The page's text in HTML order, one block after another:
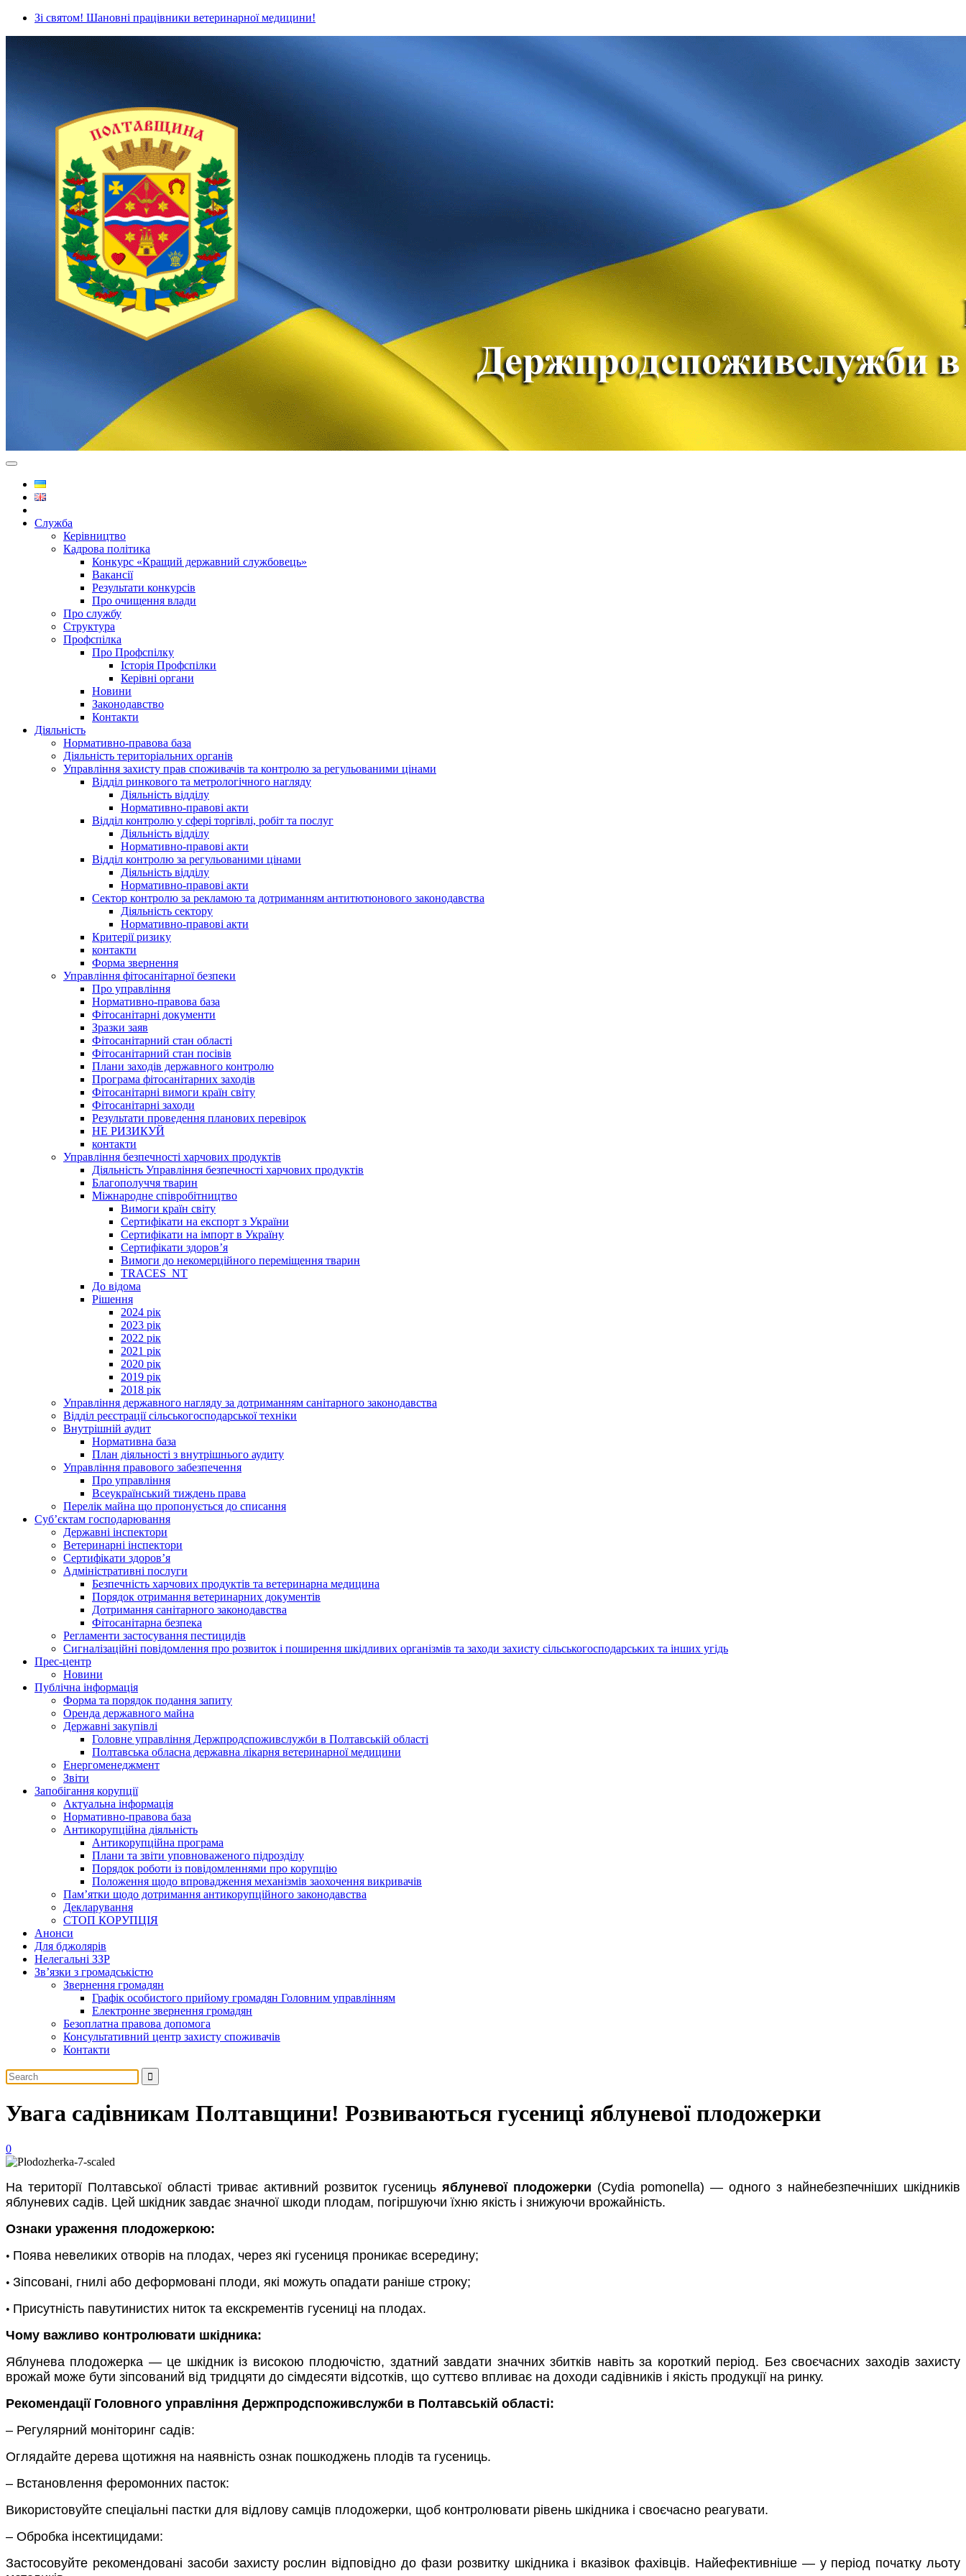
Зі святом! Шановні працівники ветеринарної медицини!
Служба
Керівництво
Кадрова політика
Конкурс «Кращий державний службовець»
Вакансії
Результати конкурсів
Про очищення влади
Про службу
Структура
Профспілка
Про Профспілку
Історія Профспілки
Керівні органи
Новини
Законодавство
Контакти
Діяльність
Нормативно-правова база
Діяльність територіальних органів
Управління захисту прав споживачів та контролю за регульованими цінами
Відділ ринкового та метрологічного нагляду
Діяльність відділу
Нормативно-правові акти
Відділ контролю у сфері торгівлі, робіт та послуг
Діяльність відділу
Нормативно-правові акти
Відділ контролю за регульованими цінами
Діяльність відділу
Нормативно-правові акти
Сектор контролю за рекламою та дотриманням антитютюнового законодавства
Діяльність сектору
Нормативно-правові акти
Критерії ризику
контакти
Форма звернення
Управління фітосанітарної безпеки
Про управління
Нормативно-правова база
Фітосанітарні документи
Зразки заяв
Фітосанітарний стан області
Фітосанітарний стан посівів
Плани заходів державного контролю
Програма фітосанітарних заходів
Фітосанітарні вимоги країн світу
Фітосанітарні заходи
Результати проведення планових перевірок
НЕ РИЗИКУЙ
контакти
Управління безпечності харчових продуктів
Діяльність Управління безпечності харчових продуктів
Благополуччя тварин
Міжнародне співробітництво
Вимоги країн світу
Сертифікати на експорт з України
Сертифікати на імпорт в Україну
Сертифікати здоров’я
Вимоги до некомерційного переміщення тварин
TRACES_NT
До відома
Рішення
2024 рік
2023 рік
2022 рік
2021 рік
2020 рік
2019 рік
2018 рік
Управління державного нагляду за дотриманням санітарного законодавства
Відділ реєстрації сільськогосподарської техніки
Внутрішній аудит
Нормативна база
План діяльності з внутрішнього аудиту
Управління правового забезпечення
Про управління
Всеукраїнський тиждень права
Перелік майна що пропонується до списання
Суб’єктам господарювання
Державні інспектори
Ветеринарні інспектори
Сертифікати здоров’я
Адміністративні послуги
Безпечність харчових продуктів та ветеринарна медицина
Порядок отримання ветеринарних документів
Дотримання санітарного законодавства
Фітосанітарна безпека
Регламенти застосування пестицидів
Сигналізаційні повідомлення про розвиток і поширення шкідливих організмів та заходи захисту сільськогосподарських та інших угідь
Прес-центр
Новини
Публічна інформація
Форма та порядок подання запиту
Оренда державного майна
Державні закупівлі
Головне управління Держпродспоживслужби в Полтавській області
Полтавська обласна державна лікарня ветеринарної медицини
Енергоменеджмент
Звіти
Запобігання корупції
Актуальна інформація
Нормативно-правова база
Антикорупційна діяльність
Антикорупційна програма
Плани та звіти уповноваженого підрозділу
Порядок роботи із повідомленнями про корупцію
Положення щодо впровадження механізмів заохочення викривачів
Пам’ятки щодо дотримання антикорупційного законодавства
Декларування
СТОП КОРУПЦІЯ
Анонси
Для бджолярів
Нелегальні ЗЗР
Зв’язки з громадськістю
Звернення громадян
Графік особистого прийому громадян Головним управлінням
Електронне звернення громадян
Безоплатна правова допомога
Консультативний центр захисту споживачів
Контакти
Увага садівникам Полтавщини! Розвиваються гусениці яблуневої плодожерки
0
На території Полтавської області триває активний розвиток гусениць яблуневої плодожерки (Cydia pomonella) — одного з найнебезпечніших шкідників
яблуневих садів. Цей шкідник завдає значної шкоди плодам, погіршуючи їхню якість і знижуючи врожайність.
Ознаки ураження плодожеркою:
• Поява невеликих отворів на плодах, через які гусениця проникає всередину;
• Зіпсовані, гнилі або деформовані плоди, які можуть опадати раніше строку;
• Присутність павутинистих ниток та екскрементів гусениці на плодах.
Чому важливо контролювати шкідника:
Яблунева плодожерка — це шкідник із високою плодючістю, здатний завдати значних збитків навіть за короткий період. Без своєчасних заходів захисту
врожай може бути зіпсований від тридцяти до сімдесяти відсотків, що суттєво впливає на доходи садівників і якість продукції на ринку.
Рекомендації Головного управління Держпродспоживслужби в Полтавській області:
– Регулярний моніторинг садів:
Оглядайте дерева щотижня на наявність ознак пошкоджень плодів та гусениць.
– Встановлення феромонних пасток:
Використовуйте спеціальні пастки для відлову самців плодожерки, щоб контролювати рівень шкідника і своєчасно реагувати.
– Обробка інсектицидами:
Застосовуйте рекомендовані засоби захисту рослин відповідно до фази розвитку шкідника і вказівок фахівців. Найефективніше — у період початку льоту